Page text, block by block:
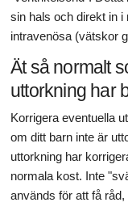
sin hals och direkt in i
intravenösa (vätskor
Ät så normalt
uttorkning har
Korrigera eventuella
om ditt barn inte är
uttorkning har
normala kost. Inte
används för att få